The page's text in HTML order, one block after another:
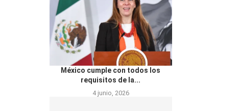
México cumple con todos los
requisitos de la...
4 junio, 2026